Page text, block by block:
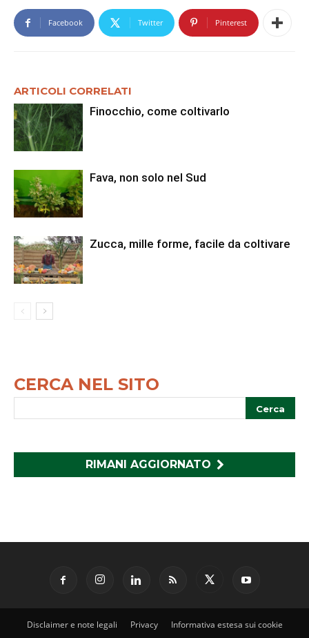
Facebook Twitter Pinterest
ARTICOLI CORRELATI
Finocchio, come coltivarlo
Fava, non solo nel Sud
Zucca, mille forme, facile da coltivare
CERCA NEL SITO
RIMANI AGGIORNATO
Disclaimer e note legali Privacy Informativa estesa sui cookie